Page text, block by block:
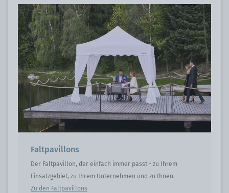
Faltpavillons
Der Faltpavillon, der einfach immer passt - zu Ihrem
Einsatzgebiet, zu Ihrem Unternehmen und zu Ihnen.
Zu den Faltpavillons